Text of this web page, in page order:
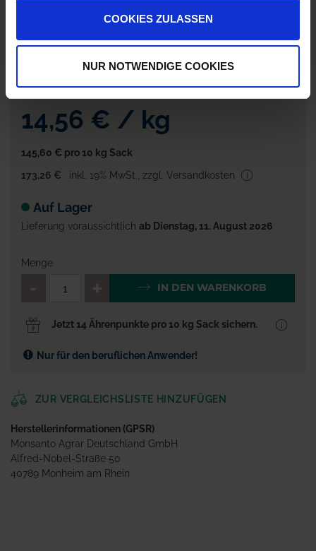
COOKIES ZULASSEN
NUR NOTWENDIGE COOKIES
ZUM PRODUKT ZUM PRODUKT
14,56 € / kg
145,60 € pro 10 kg Sack
173,26 €
inkl. 19% MwSt. zzgl. Versandkosten
Auf Lager
Lieferung voraussichtlich ab Dienstag, 11. August 2026
Menge
QTY_CONTROL_DECREASE
IN DEN WARENKORB
Jetzt 14 Ährenpunkte pro 10 kg Sack sichern.
Nur für den beruflichen Anwender!
ZUR VERGLEICHSLISTE HINZUFÜGEN
Herstellerinformationen (GPSR)
Monsanto Agrar Deutschland GmbH
Alfred-Nobel-Straße 50
40789 Monheim am Rhein